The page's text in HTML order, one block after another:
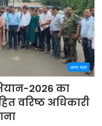
अपना शहर
2026 का
वरिष्ठ अधिकारी